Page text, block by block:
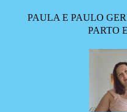
PAULA E PAULO
PARTO